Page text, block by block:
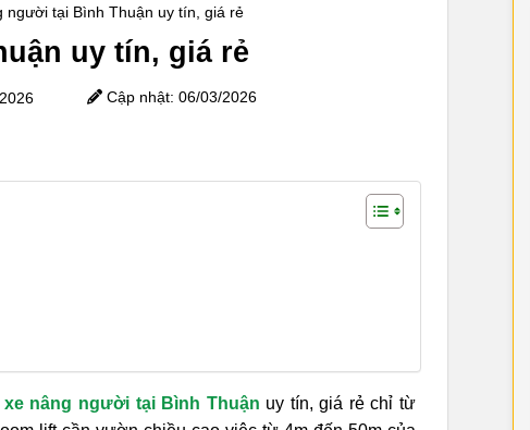
người tại Bình Thuận uy tín, giá rẻ
uy tín, giá rẻ
Cập nhật: 06/03/2026
nâng người tại Bình Thuận uy tín, giá rẻ chỉ từ